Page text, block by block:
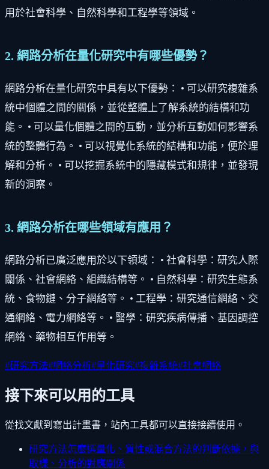
用於社會科學、自然科學和工程學等領域。
2. 網路分析在量化研究中有哪些優勢？
網路分析在量化研究中具有以下優勢： • 可以研究複雜系
統中個體之間的關係，並從整體上了解系統的結構和功
能。 • 可以量化個體之間的互動，並分析互動如何影響系
統的整體行為。 • 可以視覺化系統的結構和功能，便於理
解和分析。 • 可以挖掘系統中的隱藏模式和規律，並發現
新的洞察。
3. 網路分析在哪些領域有應用？
網路分析已廣泛應用於以下領域： • 社會科學：研究人際
關係、社會網絡、組織結構等。 • 自然科學：研究生態系
統、食物鏈、分子網絡等。 • 工程學：研究通信網絡、交
通網絡、電力網絡等。 • 醫學：研究疾病傳播、基因調控
網絡、藥物相互作用等。
#研究方法#網絡分析#量化研究#複雜系統#社會網絡
接下來可以用的工具
從找文獻到寫出計畫書，站內工具都可以直接接續使用。
研究方法怎麼選量化、質性或混合方法的判斷依據，與
取樣、分析的對應關係